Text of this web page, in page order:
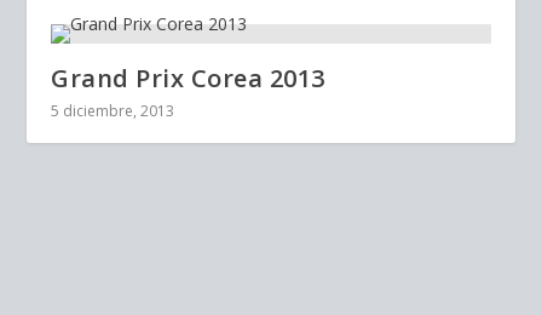
Grand Prix Corea 2013
5 diciembre, 2013